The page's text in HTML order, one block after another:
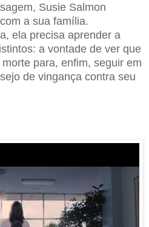
Susie Salmon
a sua família.
ela precisa aprender a
a vontade de ver que
para, enfim, seguir em
de vingança contra seu